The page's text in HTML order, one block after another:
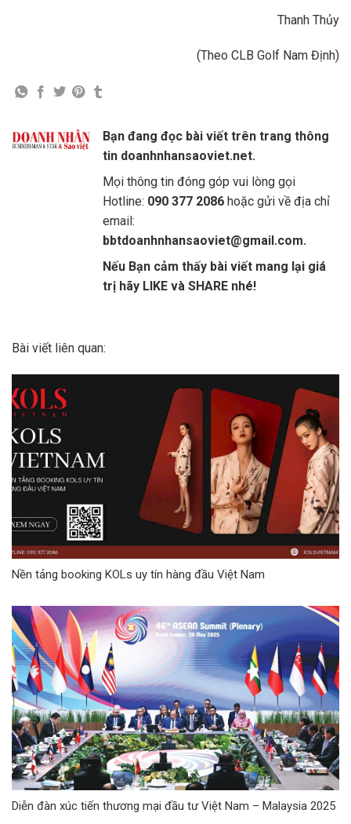
Thanh Thủy
(Theo CLB Golf Nam Định)
Bạn đang đọc bài viết trên trang thông
tin doanhnhansaoviet.net.
Mọi thông tin đóng góp vui lòng gọi
Hotline: 090 377 2086 hoặc gửi về địa chỉ
email:
bbtdoanhnhansaoviet@gmail.com.
Nếu Bạn cảm thấy bài viết mang lại giá
trị hãy LIKE và SHARE nhé!
Bài viết liên quan:
Nền tảng booking KOLs uy tín hàng đầu Việt Nam
Diễn đàn xúc tiến thương mại đầu tư Việt Nam – Malaysia 2025